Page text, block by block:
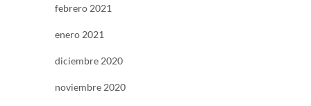
febrero 2021
enero 2021
diciembre 2020
noviembre 2020